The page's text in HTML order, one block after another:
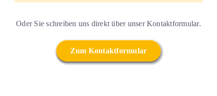
Oder Sie schreiben uns direkt über unser Kontaktformular.
Zum Kontaktformular